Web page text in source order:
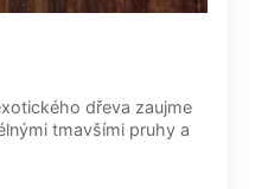
dřeva zaujme
tmavšími pruhy a